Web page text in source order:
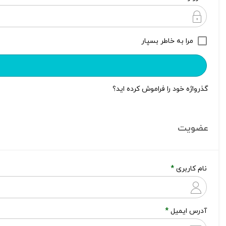
مرا به خاطر بسپار
گذرواژه خود را فراموش کرده اید؟
عضویت
نام کاربری *
آدرس ایمیل *